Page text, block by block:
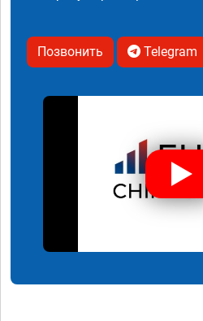
Позвонить Telegram